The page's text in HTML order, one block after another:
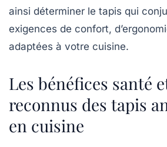
ainsi déterminer le tapis qui
exigences de confort,
adaptées à votre cuisine.
Les bénéfices santé
reconnus des tapis
en cuisine